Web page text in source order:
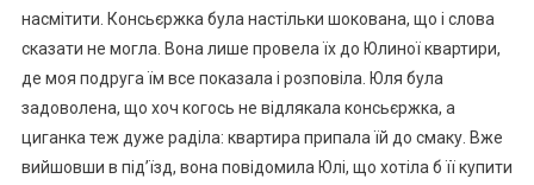
насмітити. Консьєржка була настільки шокована, що і слова
сказати не могла. Вона лише провела їх до Юлиної квартири,
де моя подруга їм все показала і розповіла. Юля була
задоволена, що хоч когось не відлякала консьєржка, а
циганка теж дуже раділа: квартира припала їй до смаку. Вже
вийшовши в під’їзд, вона повідомила Юлі, що хотіла б її купити